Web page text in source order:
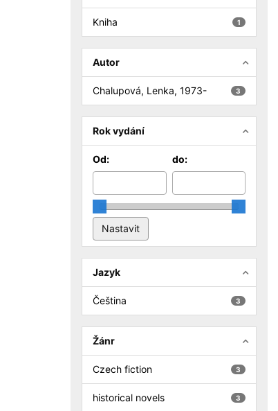
1
Kniha
Autor
3
Chalupová, Lenka, 1973-
Rok vydání
Od: do:
Jazyk
3
Čeština
Žánr
3
Czech fiction
3
historical novels